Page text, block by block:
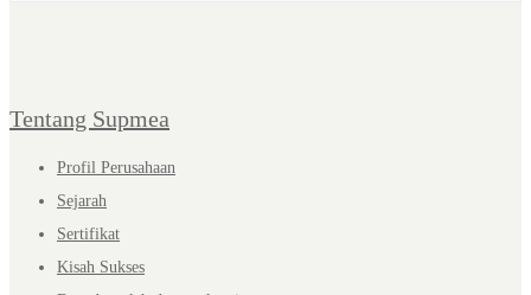
Tentang Supmea
Profil Perusahaan
Sejarah
Sertifikat
Kisah Sukses